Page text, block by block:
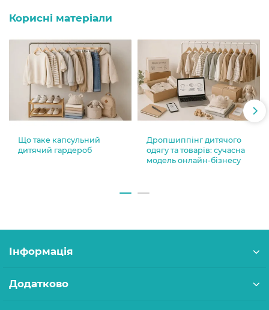
Корисні матеріали
Що таке капсульний
дитячий гардероб
Дропшиппінг дитячого
одягу та товарів: сучасна
модель онлайн-бізнесу
Інформація
Додатково